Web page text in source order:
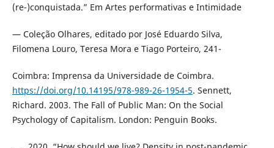
(re-)conquistada.” Em Artes performativas e Intimidade
— Coleção Olhares, editado por José Eduardo Silva,
Filomena Louro, Teresa Mora e Tiago Porteiro, 241-
Coimbra: Imprensa da Universidade de Coimbra.
https://doi.org/10.14195/978-989-26-1954-5. Sennett,
Richard. 2003. The Fall of Public Man: On the Social
Psychology of Capitalism. London: Penguin Books.